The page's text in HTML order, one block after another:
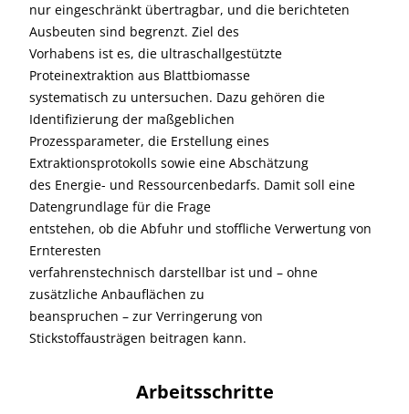
nur eingeschränkt übertragbar, und die berichteten
Ausbeuten sind begrenzt. Ziel des
Vorhabens ist es, die ultraschallgestützte
Proteinextraktion aus Blattbiomasse
systematisch zu untersuchen. Dazu gehören die
Identifizierung der maßgeblichen
Prozessparameter, die Erstellung eines
Extraktionsprotokolls sowie eine Abschätzung
des Energie- und Ressourcenbedarfs. Damit soll eine
Datengrundlage für die Frage
entstehen, ob die Abfuhr und stoffliche Verwertung von
Ernteresten
verfahrenstechnisch darstellbar ist und – ohne
zusätzliche Anbauflächen zu
beanspruchen – zur Verringerung von
Stickstoffausträgen beitragen kann.
Arbeitsschritte